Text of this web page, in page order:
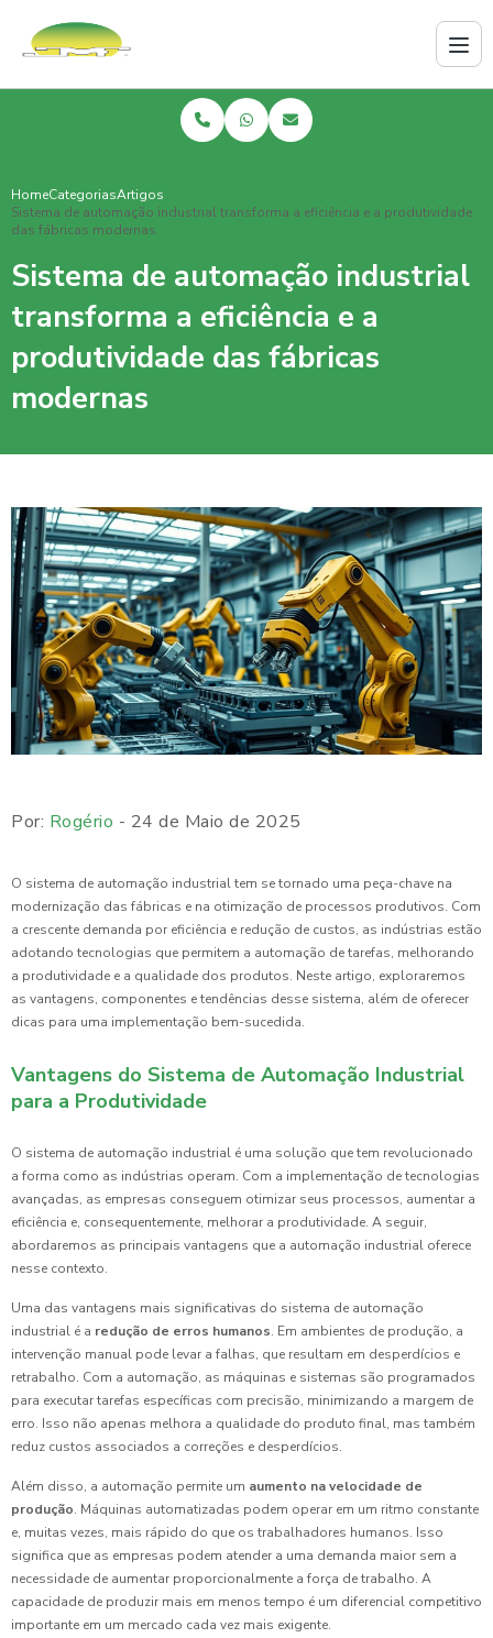
HomeCategoriasArtigos
Sistema de automação industrial transforma a eficiência e a produtividade
das fábricas modernas
Sistema de automação industrial
transforma a eficiência e a
produtividade das fábricas
modernas
Por: Rogério - 24 de Maio de 2025
O sistema de automação industrial tem se tornado uma peça-chave na
modernização das fábricas e na otimização de processos produtivos. Com
a crescente demanda por eficiência e redução de custos, as indústrias estão
adotando tecnologias que permitem a automação de tarefas, melhorando
a produtividade e a qualidade dos produtos. Neste artigo, exploraremos
as vantagens, componentes e tendências desse sistema, além de oferecer
dicas para uma implementação bem-sucedida.
Vantagens do Sistema de Automação Industrial
para a Produtividade
O sistema de automação industrial é uma solução que tem revolucionado
a forma como as indústrias operam. Com a implementação de tecnologias
avançadas, as empresas conseguem otimizar seus processos, aumentar a
eficiência e, consequentemente, melhorar a produtividade. A seguir,
abordaremos as principais vantagens que a automação industrial oferece
nesse contexto.
Uma das vantagens mais significativas do sistema de automação
industrial é a redução de erros humanos. Em ambientes de produção, a
intervenção manual pode levar a falhas, que resultam em desperdícios e
retrabalho. Com a automação, as máquinas e sistemas são programados
para executar tarefas específicas com precisão, minimizando a margem de
erro. Isso não apenas melhora a qualidade do produto final, mas também
reduz custos associados a correções e desperdícios.
Além disso, a automação permite um aumento na velocidade de
produção. Máquinas automatizadas podem operar em um ritmo constante
e, muitas vezes, mais rápido do que os trabalhadores humanos. Isso
significa que as empresas podem atender a uma demanda maior sem a
necessidade de aumentar proporcionalmente a força de trabalho. A
capacidade de produzir mais em menos tempo é um diferencial competitivo
importante em um mercado cada vez mais exigente.